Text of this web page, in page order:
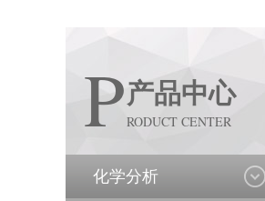
P产品中心
RODUCT CENTER
化学分析